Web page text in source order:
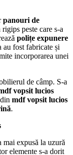
panouri de
peste care s-a
polițe expunere
au fost fabricate și
incorporarea unei
de câmp. S-a
vopsit lucios
mdf vopsit lucios
.
mai expusă la uzură
elemente s-a dorit